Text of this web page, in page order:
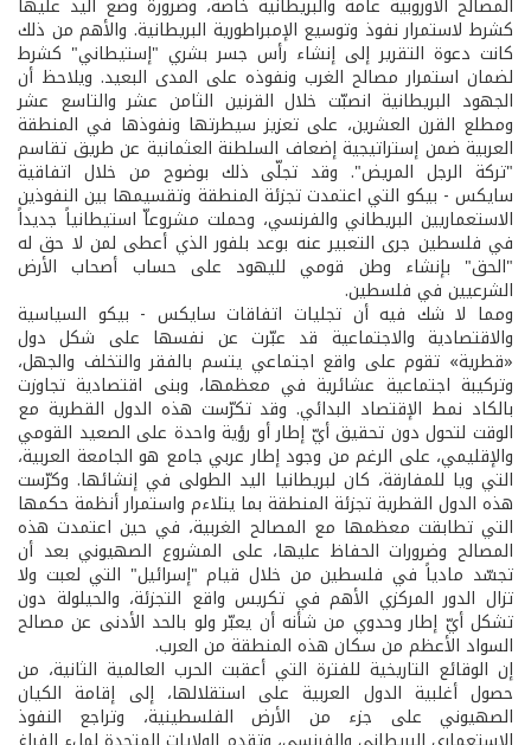
كشرط لاستمرار نفوذ وتوسيع الإمبراطورية البريطانية. والأهم من ذلك
كانت دعوة التقرير إلى إنشاء رأس جسر بشري "إستيطاني" كشرط
لضمان استمرار مصالح الغرب ونفوذه على المدى البعيد. ويلاحظ أن
الجهود البريطانية انصبّت خلال القرنين الثامن عشر والتاسع عشر
ومطلع القرن العشرين، على تعزيز سيطرتها ونفوذها في المنطقة
العربية ضمن إستراتيجية إضعاف السلطنة العثمانية عن طريق تقاسم
"تركة الرجل المريض". وقد تجلّى ذلك بوضوح من خلال اتفاقية
سايكس - بيكو التي اعتمدت تجزئة المنطقة وتقسيمها بين النفوذين
الاستعماريين البريطاني والفرنسي، وحملت مشروعاّ استيطانياً جديداً
في فلسطين جرى التعبير عنه بوعد بلفور الذي أعطى لمن لا حق له
"الحق" بإنشاء وطن قومي لليهود على حساب أصحاب الأرض
الشرعيين في فلسطين.
ومما لا شك فيه أن تجليات اتفاقات سايكس - بيكو السياسية
والاقتصادية والاجتماعية قد عبّرت عن نفسها على شكل دول
«قطرية» تقوم على واقع اجتماعي يتسم بالفقر والتخلف والجهل،
وتركيبة اجتماعية عشائرية في معظمها، وبنى اقتصادية تجاوزت
بالكاد نمط الإقتصاد البدائي. وقد تكرّست هذه الدول القطرية مع
الوقت لتحول دون تحقيق أيّ إطار أو رؤية واحدة على الصعيد القومي
والإقليمي، على الرغم من وجود إطار عربي جامع هو الجامعة العربية،
التي ويا للمفارقة، كان لبريطانيا اليد الطولى في إنشائها. وكرّست
هذه الدول القطرية تجزئة المنطقة بما يتلاءم واستمرار أنظمة حكمها
التي تطابقت معظمها مع المصالح الغربية، في حين اعتمدت هذه
المصالح وضرورات الحفاظ عليها، على المشروع الصهيوني بعد أن
تجسّد مادياً في فلسطين من خلال قيام "إسرائيل" التي لعبت ولا
تزال الدور المركزي الأهم في تكريس واقع التجزئة، والحيلولة دون
تشكل أيّ إطار وحدوي من شأنه أن يعبّر ولو بالحد الأدنى عن مصالح
السواد الأعظم من سكان هذه المنطقة من العرب.
إن الوقائع التاريخية للفترة التي أعقبت الحرب العالمية الثانية، من
حصول أغلبية الدول العربية على استقلالها، إلى إقامة الكيان
الصهيوني على جزء من الأرض الفلسطينية، وتراجع النفوذ